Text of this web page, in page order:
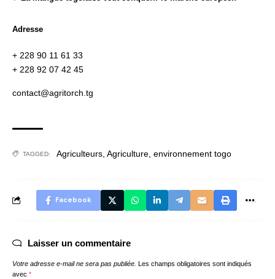
Adresse
+ 228 90 11 61 33
+ 228 92 07 42 45
contact@agritorch.tg
TAGGED: Agriculteurs Agriculture environnement togo
Facebook
Laisser un commentaire
Votre adresse e-mail ne sera pas publiée. Les champs obligatoires sont indiqués
avec *